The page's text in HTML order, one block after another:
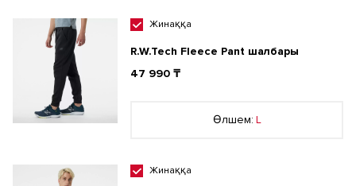
Жинаққа
R.W.Tech Fleece Pant шалбары
47 990 ₸
Өлшем: L
Жинаққа